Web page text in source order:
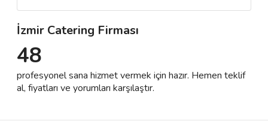
🌟 Müşteri Değerlendirmeleri
Destek
İletişim
İzmir Catering Firması
48
profesyonel sana hizmet vermek için hazır. Hemen teklif
al, fiyatları ve yorumları karşılaştır.